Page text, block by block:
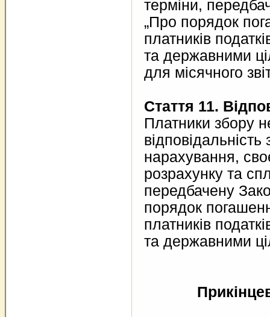
терміни,
„Про порядок
платників
та державними
для місячного
Стаття 11.
Платники збору
нарахування,
розрахунку та
передбачену
порядок
платників
та державними